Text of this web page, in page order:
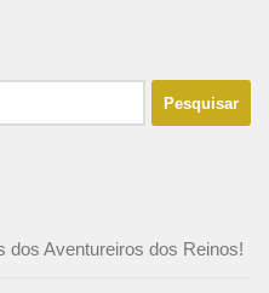
Aventureiros dos Reinos!